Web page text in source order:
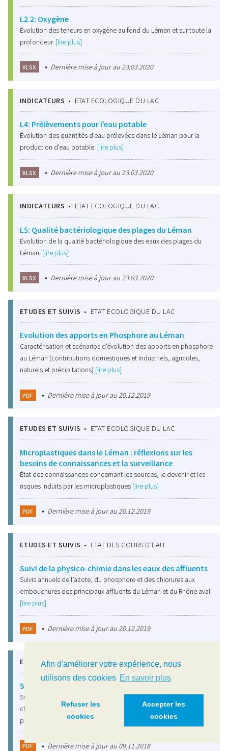
Afin d'améliorer votre expérience, nous
utilisons des cookies En savoir plus
Refuser les
cookies
Accepter les
cookies
L2.2: Oxygène
Évolution des teneurs en oxygène au fond du Léman et sur toute la
profondeur. [lire plus]
XLSX • Dernière mise à jour au 23.03.2020
INDICATEURS • ETAT ECOLOGIQUE DU LAC
L4: Prélèvements pour l’eau potable
Évolution des quantités d'eau prélevées dans le Léman pour la
production d'eau potable. [lire plus]
XLSX • Dernière mise à jour au 23.03.2020
INDICATEURS • ETAT ECOLOGIQUE DU LAC
L5: Qualité bactériologique des plages du Léman
Évolution de la qualité bactériologique des eaux des plages du
Léman. [lire plus]
XLSX • Dernière mise à jour au 23.03.2020
ETUDES ET SUIVIS • ETAT ECOLOGIQUE DU LAC
Evolution des apports en Phosphore au Léman
Caractérisation et scénarios d'évolution des apports en phosphore
au Léman (contributions domestiques et industriels, agricoles,
naturels et précipitations) [lire plus]
PDF • Dernière mise à jour au 20.12.2019
ETUDES ET SUIVIS • ETAT ECOLOGIQUE DU LAC
Microplastiques dans le Léman : réflexions sur les
besoins de connaissances et la surveillance
État des connaissances concernant les sources, le devenir et les
risques induits par les microplastiques [lire plus]
PDF • Dernière mise à jour au 20.12.2019
ETUDES ET SUIVIS • ETAT DES COURS D'EAU
Suivi de la physico-chimie dans les eaux des affluents
Suivis annuels de l’azote, du phosphore et des chlorures aux
embouchures des principaux affluents du Léman et du Rhône aval
[lire plus]
PDF • Dernière mise à jour au 20.12.2019
ETUDES ET SUIVIS •ETAT ECOLOGIQUE DU LAC
Suivi du Zoobenthos profond du Léman
Suivis du zoobenthos (vers oligochètes, les insectes
chironomides, et les mollusques sphaeriidés) dans les sédiments
profonds du Léman (petit et…
PDF •Dernière mise à jour au 09.11.2018